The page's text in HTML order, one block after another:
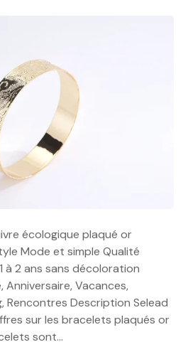
écologique plaqué or
Mode et simple Qualité
à 2 ans sans décoloration
Anniversaire, Vacances,
Rencontres Description Selead
sur les bracelets plaqués or
sont…